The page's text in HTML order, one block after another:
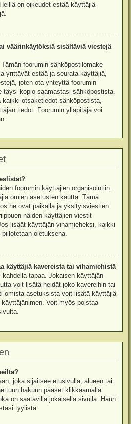
on oikeudet estää käyttäjiä
väärinkäytöksiä sisältäviä viestejä
foorumin sähköpostilomake
yrittävät estää ja seurata käyttäjiä,
joten ota yhteyttä foorumin
täysi kopio saamastasi sähköpostista.
otsaketiedot sähköpostista,
tiedot. Foorumin ylläpitäjä voi
foorumin käyttäjien organisointiin.
omien asetusten kautta. Tämä
he ovat paikalla ja yksityisviestien
näiden käyttäjien viestit
lisäät käyttäjän vihamieheksi, kaikki
oletuksena.
käyttäjiä kavereista tai vihamiehistä
tapaa. Jokaisen käyttäjän
voit lisätä heidät joko kavereihin tai
omista asetuksista voit lisätä käyttäjiä
Voit myös poistaa
joka sijaitsee etusivulla, alueen tai
hakuun pääset klikkaamalla
on saatavilla jokaisella sivulla. Haun
tyylistä.